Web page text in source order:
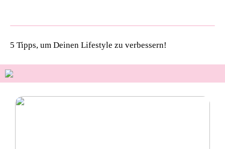
5 Tipps, um Deinen Lifestyle zu verbessern!